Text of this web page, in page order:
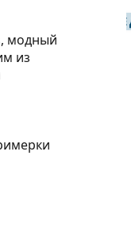
модный
из